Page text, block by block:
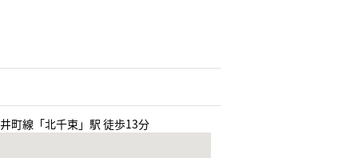
町線「北千束」駅 徒歩13分